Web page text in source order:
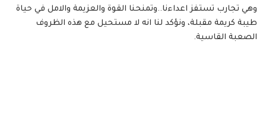
وهي تجارب تستفز اعداءنا..وتمنحنا القوة والعزيمة والامل في حياة
طيبة كريمة مقبلة، ونؤكد لنا انه لا مستحيل مع هذه الظروف
الصعبة القاسية.